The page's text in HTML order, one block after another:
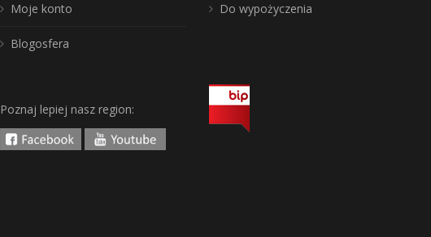
Moje konto
Blogosfera
Poznaj lepiej nasz region:
Do wypożyczenia